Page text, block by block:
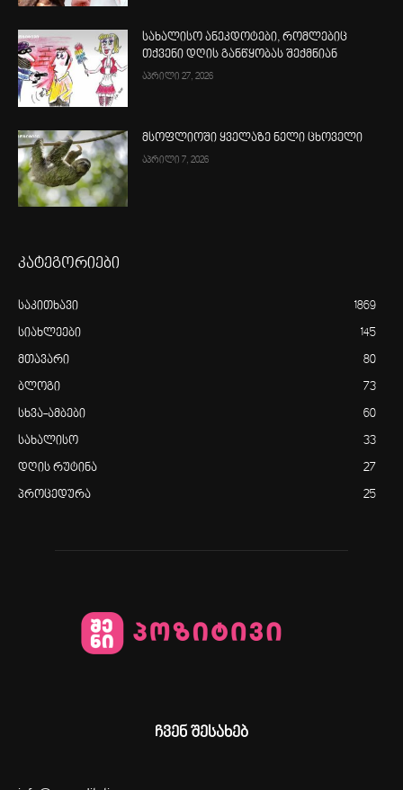
სახალისო ანეკდოტები, რომლებიც
თქვენი დღის განწყობას შექმნიან
აპრილი 27, 2026
მსოფლიოში ყველაზე ნელი ცხოველი
აპრილი 7, 2026
კატეგორიები
საკითხავი 1869
სიახლეები 145
მთავარი 80
ბლოგი 73
სხვა-ამბები 60
სახალისო 33
დღის რუტინა 27
პროცედურა 25
ჩვენ შესახებ